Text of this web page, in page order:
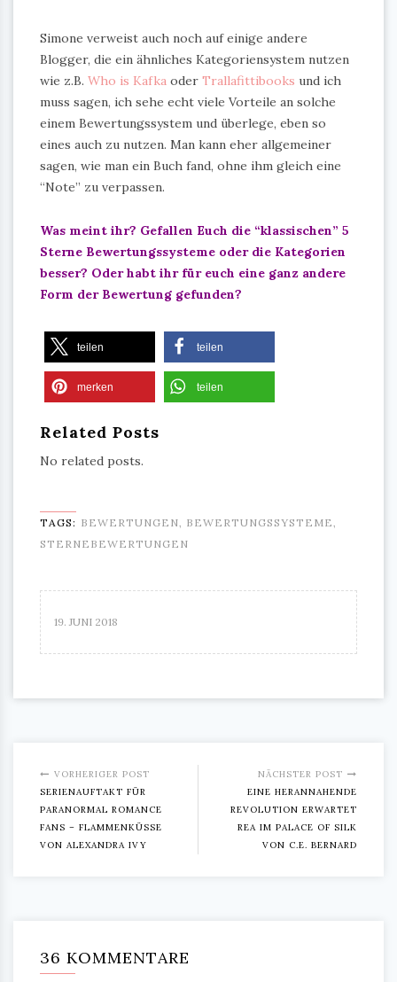
Simone verweist auch noch auf einige andere
Blogger, die ein ähnliches Kategoriensystem nutzen
wie z.B. Who is Kafka oder Trallafittibooks und ich
muss sagen, ich sehe echt viele Vorteile an solche
einem Bewertungssystem und überlege, eben so
eines auch zu nutzen. Man kann eher allgemeiner
sagen, wie man ein Buch fand, ohne ihm gleich eine
“Note” zu verpassen.
Was meint ihr? Gefallen Euch die “klassischen” 5
Sterne Bewertungssysteme oder die Kategorien
besser? Oder habt ihr für euch eine ganz andere
Form der Bewertung gefunden?
teilen teilen
merken teilen
Related Posts
No related posts.
TAGS: BEWERTUNGEN BEWERTUNGSSYSTEME
STERNEBEWERTUNGEN
19. JUNI 2018
VORHERIGER POST
SERIENAUFTAKT FÜR
PARANORMAL ROMANCE
FANS – FLAMMENKÜSSE
VON ALEXANDRA IVY
NÄCHSTER POST
EINE HERANNAHENDE
REVOLUTION ERWARTET
REA IM PALACE OF SILK
VON C.E. BERNARD
36 KOMMENTARE